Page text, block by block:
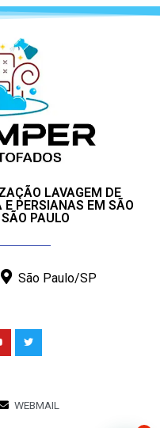
LAVAGEM DE
E PERSIANAS EM SÃO
PAULO
São Paulo/SP
WEBMAIL